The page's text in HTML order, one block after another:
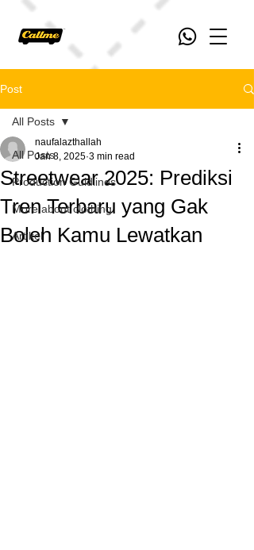
Post
All Posts
Production Guidlines
More about clothing
Artikel
All Posts
Streetwear 2025: Prediksi
Tren Terbaru yang Gak
Boleh Kamu Lewatkan
naufalazthallah
Jan 8, 2025 3 min read